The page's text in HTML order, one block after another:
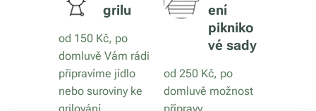
grilu
od 150 Kč, po
domluvě Vám rádi
připravíme jídlo
nebo suroviny ke
ení
pikniko
vé sady
od 250 Kč, po
domluvě možnost